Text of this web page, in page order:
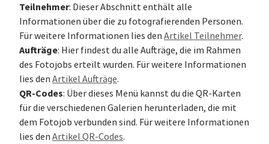
Teilnehmer: Dieser Abschnitt enthält alle
Informationen über die zu fotografierenden Personen.
Für weitere Informationen lies den Artikel Teilnehmer.
Aufträge: Hier findest du alle Aufträge, die im Rahmen
des Fotojobs erteilt wurden. Für weitere Informationen
lies den Artikel Aufträge.
QR-Codes: Über dieses Menü kannst du die QR-Karten
für die verschiedenen Galerien herunterladen, die mit
dem Fotojob verbunden sind. Für weitere Informationen
lies den Artikel QR-Codes.